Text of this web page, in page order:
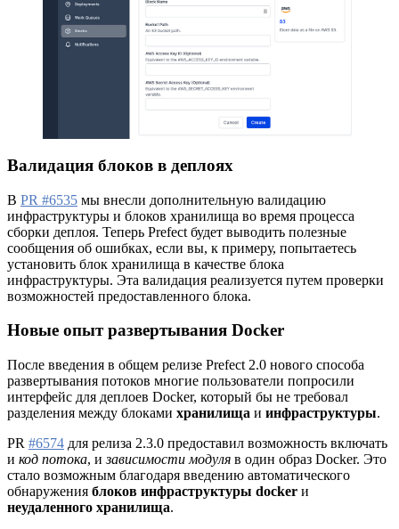
Валидация блоков в деплоях
В PR #6535 мы внесли дополнительную валидацию
инфраструктуры и блоков хранилища во время процесса
сборки деплоя. Теперь Prefect будет выводить полезные
сообщения об ошибках, если вы, к примеру, попытаетесь
установить блок хранилища в качестве блока
инфраструктуры. Эта валидация реализуется путем проверки
возможностей предоставленного блока.
Новые опыт развертывания Docker
После введения в общем релизе Prefect 2.0 нового способа
развертывания потоков многие пользователи попросили
интерфейс для деплоев Docker, который бы не требовал
разделения между блоками хранилища и инфраструктуры.
PR #6574 для релиза 2.3.0 предоставил возможность включать
и код потока, изависимости модуля в один образ Docker. Это
стало возможным благодаря введению автоматического
обнаружения блоков инфраструктуры docker и
неудаленного хранилища.